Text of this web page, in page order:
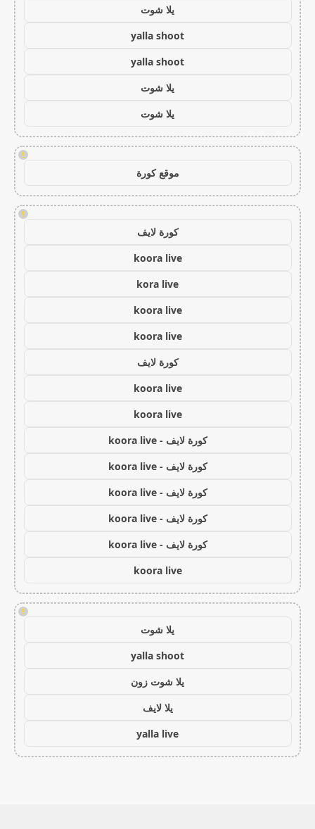
يلا شوت
yalla shoot
yalla shoot
يلا شوت
يلا شوت
!
موقع كورة
!
كورة لايف
koora live
kora live
koora live
koora live
كورة لايف
koora live
koora live
كورة لايف - koora live
كورة لايف - koora live
كورة لايف - koora live
كورة لايف - koora live
كورة لايف - koora live
koora live
!
يلا شوت
yalla shoot
يلا شوت زون
يلا لايف
yalla live